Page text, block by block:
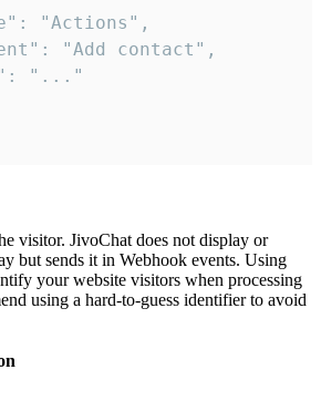
"Actions",
"Add contact",
"..."
visitor. JivoChat does not display or
but sends it in Webhook events. Using
your website visitors when processing
using a hard-to-guess identifier to avoid